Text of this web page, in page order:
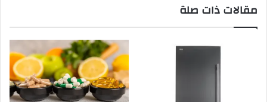
مقالات ذات صلة